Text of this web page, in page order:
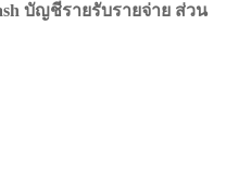
บัญชีรายรับรายจ่าย ส่วน